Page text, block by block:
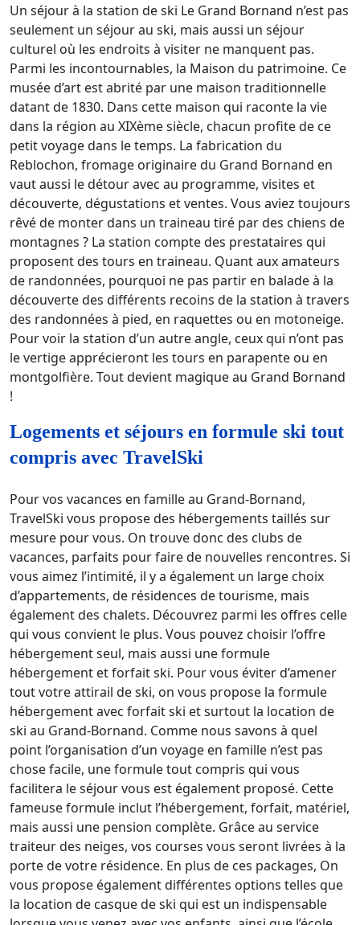
Un séjour à la station de ski Le Grand Bornand n’est pas
seulement un séjour au ski, mais aussi un séjour
culturel où les endroits à visiter ne manquent pas.
Parmi les incontournables, la Maison du patrimoine. Ce
musée d’art est abrité par une maison traditionnelle
datant de 1830. Dans cette maison qui raconte la vie
dans la région au XIXème siècle, chacun profite de ce
petit voyage dans le temps. La fabrication du
Reblochon, fromage originaire du Grand Bornand en
vaut aussi le détour avec au programme, visites et
découverte, dégustations et ventes. Vous aviez toujours
rêvé de monter dans un traineau tiré par des chiens de
montagnes ? La station compte des prestataires qui
proposent des tours en traineau. Quant aux amateurs
de randonnées, pourquoi ne pas partir en balade à la
découverte des différents recoins de la station à travers
des randonnées à pied, en raquettes ou en motoneige.
Pour voir la station d’un autre angle, ceux qui n’ont pas
le vertige apprécieront les tours en parapente ou en
montgolfière. Tout devient magique au Grand Bornand
!
Logements et séjours en formule ski tout
compris avec TravelSki
Pour vos vacances en famille au Grand-Bornand,
TravelSki vous propose des hébergements taillés sur
mesure pour vous. On trouve donc des clubs de
vacances, parfaits pour faire de nouvelles rencontres. Si
vous aimez l’intimité, il y a également un large choix
d’appartements, de résidences de tourisme, mais
également des chalets. Découvrez parmi les offres celle
qui vous convient le plus. Vous pouvez choisir l’offre
hébergement seul, mais aussi une formule
hébergement et forfait ski. Pour vous éviter d’amener
tout votre attirail de ski, on vous propose la formule
hébergement avec forfait ski et surtout la location de
ski au Grand-Bornand. Comme nous savons à quel
point l’organisation d’un voyage en famille n’est pas
chose facile, une formule tout compris qui vous
facilitera le séjour vous est également proposé. Cette
fameuse formule inclut l’hébergement, forfait, matériel,
mais aussi une pension complète. Grâce au service
traiteur des neiges, vos courses vous seront livrées à la
porte de votre résidence. En plus de ces packages, On
vous propose également différentes options telles que
la location de casque de ski qui est un indispensable